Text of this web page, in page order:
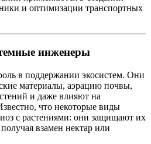
и оптимизации транспортных
инженеры
в поддержании экосистем. Они
материалы, аэрацию почвы,
и даже влияют на
что некоторые виды
с растениями: они защищают их
взамен нектар или